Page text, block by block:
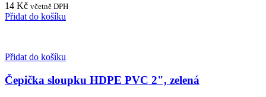
14 Kč včetně DPH
Přidat do košíku
Přidat do košíku
Čepička sloupku HDPE PVC 2", zelená